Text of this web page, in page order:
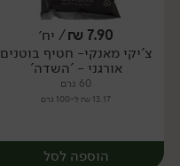
יח׳
7.90
₪/ יח׳
צ'יקי מאנקי- חטיף בוטנים
אורגני - 'השדה'
60 גרם
13.17 ₪ ל-100 גרם
הוספה לסל